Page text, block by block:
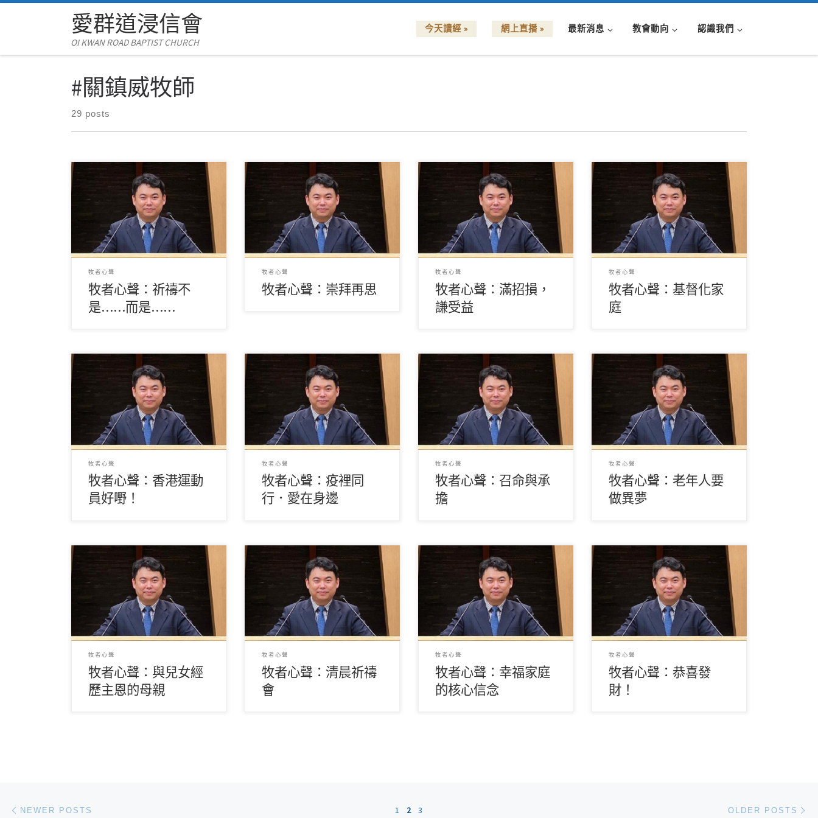
Skip to content愛群道浸信會
OI KWAN ROAD BAPTIST CHURCH
今天讀經 » 網上直播 » 最新消息 教會動向 認識我們
#關鎮威牧師
29 posts
（關鎮威牧師） 弟兄姊妹主內平
安！ 聖經記載了許多有關祈禱的應
許，如：「應當一無掛慮，只要凡
事藉著禱 […]
牧者心聲
牧者心聲：祈禱不
是……而是……
（關鎮威牧師） 相信每一位弟兄姊
妹都同意崇拜聚會是有價值的、分
別為聖的、榮耀尊貴的，但是華人
教會界中 […]
牧者心聲
牧者心聲：崇拜再思
（關鎮威牧師） 親愛的弟兄姊妹，
主內平安！滿心歡喜又可以在這個
文字園地中與你互勉互勵。本星期
我想要與 […]
牧者心聲
牧者心聲：滿招損，
謙受益
（關鎮威牧師） 家是每個人成長的
搖籃，是人類社會中最重要、最核
心的單位。家是一個可滿足我們多
樣基本需 […]
牧者心聲
牧者心聲：基督化家
庭
(關鎮威牧師) 2021年第三十二屆東
京奧林匹克運動會日前閉幕，港隊
戰績彪炳，共取得1金2銀3銅共6
牧者心聲
牧者心聲：香港運動
員好嘢！
（關鎮威牧師） 疫情肆虐重創全球
經濟，也打亂了每一個人的生活步
伐。猶記得在新冠疫情尚未臨到本
港的日子 […]
牧者心聲
牧者心聲：疫裡同
行．愛在身邊
（關鎮威牧師） 人的一生中，要作
出許多重要決定，例如：要報讀哪
間學校的哪個科系？要做哪一份工
作？面對 […]
牧者心聲
牧者心聲：召命與承
擔
（關鎮威牧師） 各位弟兄姊妹平
安！以下是本人在26/5（三）以賽
亞小組內的靈修分享，盼與大家互
勉。在 […]
牧者心聲
牧者心聲：老年人要
做異夢
（關鎮威牧師） 再過幾天便是母親
節，先預祝天下所有母親快樂平
安！ 母親節起源於美國，1907年費
城的 […]
牧者心聲
牧者心聲：與兒女經
歷主恩的母親
（關鎮威牧師） 清晨是人遇見神、
享受豐盛靈糧的美好時段；聖經提
到神樂意在早晨供應糧食給予屬祂
的百姓， […]
牧者心聲
牧者心聲：清晨祈禱
會
（關鎮威牧師） 人人都希望家庭幸
福。疫情之下，居家生活的時間多
了，長時間與家人在一起，更能體
會到家庭 […]
牧者心聲
牧者心聲：幸福家庭
的核心信念
（關鎮威牧師） 親愛的兄弟姊妹，
祝願各位及家人在辛丑牛年諸事順
利平安！ 舊曆新年有很多風俗，其
中一樣 […]
牧者心聲
牧者心聲：恭喜發
財！
Posts navigation
NEWER POSTS 1 2 3 OLDER POSTS